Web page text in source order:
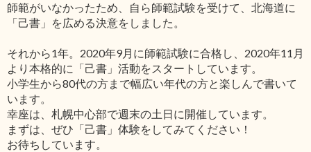
師範がいなかったため、自ら師範試験を受けて、北海道に
「己書」を広める決意をしました。
それから1年。2020年9月に師範試験に合格し、2020年11月
より本格的に「己書」活動をスタートしています。
小学生から80代の方まで幅広い年代の方と楽しんで書いて
います。
幸座は、札幌中心部で週末の土日に開催しています。
まずは、ぜひ「己書」体験をしてみてください！
お待ちしています。